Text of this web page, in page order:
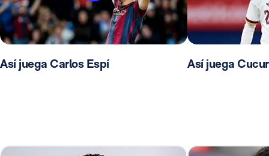
Así juega Carlos Espí Así juega